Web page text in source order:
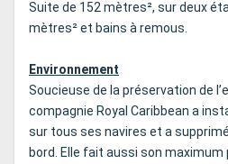
Suite de 152 mètres², sur deux
mètres² et bains à remous.
Environnement
Soucieuse de la préservation de
compagnie Royal Caribbean a
sur tous ses navires et a
bord. Elle fait aussi son maximum